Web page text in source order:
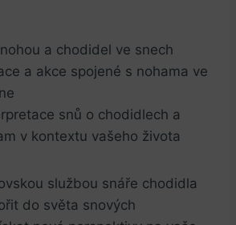
a chodidel ve snech
a akce spojené s nohama ve
snů o chodidlech a
v kontextu vašeho života
službou snáře chodidla
do světa snových